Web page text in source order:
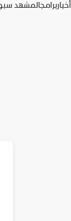
أخباربرامجالمشهد